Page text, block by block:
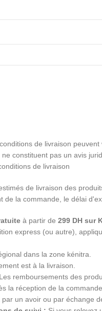
de livraison
constituent pas un avis
de livraison
de livraison des
de la commande, le délai
à partir de 299 DH sur
express (ou autre),
dans la zone kénitra.
est à la livraison.
Les remboursements des
la réception de la
un avoir ou par échange